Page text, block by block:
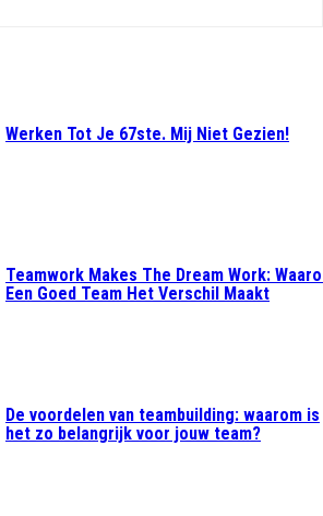
Werken Tot Je 67ste. Mij Niet Gezien!
Teamwork Makes The Dream Work:
Een Goed Team Het Verschil Maakt
De voordelen van teambuilding: waarom is
het zo belangrijk voor jouw team?